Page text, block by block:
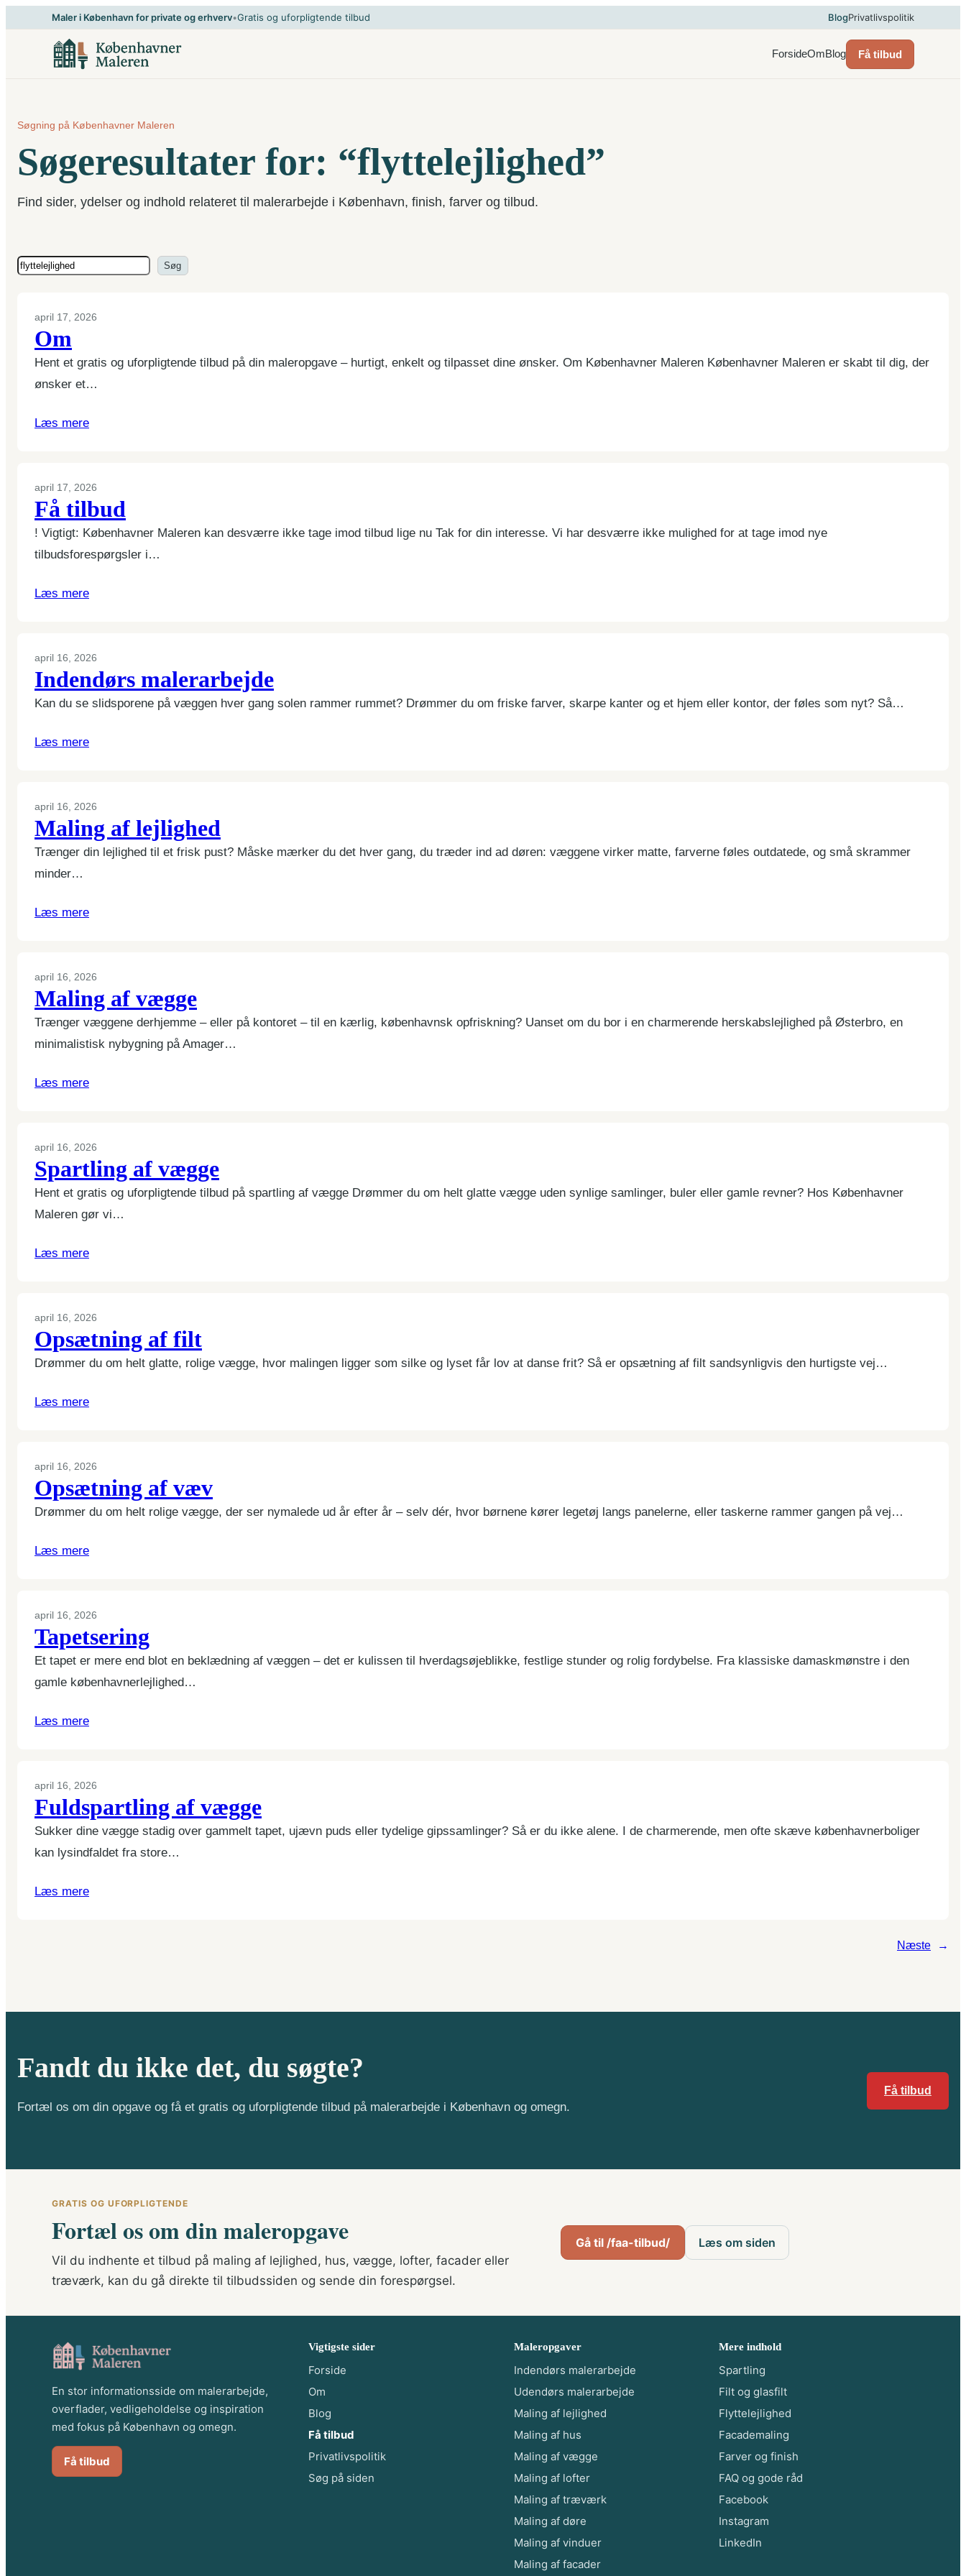
til
Maler i København for private og erhverv•Gratis og uforpligtende tilbud BlogPrivatlivspolitik
ForsideOmBlog Få tilbud
Søgning på Københavner Maleren
Søgeresultater for: “flyttelejlighed”
Find sider, ydelser og indhold relateret til malerarbejde i København, finish, farver og tilbud.
Søg Søg
april 17, 2026
Om
Hent et gratis og uforpligtende tilbud på din maleropgave – hurtigt, enkelt og tilpasset dine ønsker. Om Københavner Maleren Københavner Maleren er skabt til dig, der
ønsker et…
Læs mere
april 17, 2026
Få tilbud
! Vigtigt: Københavner Maleren kan desværre ikke tage imod tilbud lige nu Tak for din interesse. Vi har desværre ikke mulighed for at tage imod nye
tilbudsforespørgsler i…
Læs mere
april 16, 2026
Indendørs malerarbejde
Kan du se slidsporene på væggen hver gang solen rammer rummet? Drømmer du om friske farver, skarpe kanter og et hjem eller kontor, der føles som nyt? Så…
Læs mere
april 16, 2026
Maling af lejlighed
Trænger din lejlighed til et frisk pust? Måske mærker du det hver gang, du træder ind ad døren: væggene virker matte, farverne føles outdatede, og små skrammer
minder…
Læs mere
april 16, 2026
Maling af vægge
Trænger væggene derhjemme – eller på kontoret – til en kærlig, københavnsk opfriskning? Uanset om du bor i en charmerende herskabslejlighed på Østerbro, en
minimalistisk nybygning på Amager…
Læs mere
april 16, 2026
Spartling af vægge
Hent et gratis og uforpligtende tilbud på spartling af vægge Drømmer du om helt glatte vægge uden synlige samlinger, buler eller gamle revner? Hos Københavner
Maleren gør vi…
Læs mere
april 16, 2026
Opsætning af filt
Drømmer du om helt glatte, rolige vægge, hvor malingen ligger som silke og lyset får lov at danse frit? Så er opsætning af filt sandsynligvis den hurtigste vej…
Læs mere
april 16, 2026
Opsætning af væv
Drømmer du om helt rolige vægge, der ser nymalede ud år efter år – selv dér, hvor børnene kører legetøj langs panelerne, eller taskerne rammer gangen på vej…
Læs mere
april 16, 2026
Tapetsering
Et tapet er mere end blot en beklædning af væggen – det er kulissen til hverdagsøjeblikke, festlige stunder og rolig fordybelse. Fra klassiske damaskmønstre i den
gamle københavnerlejlighed…
Læs mere
april 16, 2026
Fuldspartling af vægge
Sukker dine vægge stadig over gammelt tapet, ujævn puds eller tydelige gipssamlinger? Så er du ikke alene. I de charmerende, men ofte skæve københavnerboliger
kan lysindfaldet fra store…
Læs mere
Næste →
Fandt du ikke det, du søgte?
Fortæl os om din opgave og få et gratis og uforpligtende tilbud på malerarbejde i København og omegn.
Få tilbud
GRATIS OG UFORPLIGTENDE
Fortæl os om din maleropgave
Vil du indhente et tilbud på maling af lejlighed, hus, vægge, lofter, facader eller
træværk, kan du gå direkte til tilbudssiden og sende din forespørgsel.
Gå til /faa-tilbud/ Læs om siden
En stor informationsside om malerarbejde,
overflader, vedligeholdelse og inspiration
med fokus på København og omegn.
Få tilbud
Vigtigste sider
Forside
Om
Blog
Få tilbud
Privatlivspolitik
Søg på siden
Maleropgaver
Indendørs malerarbejde
Udendørs malerarbejde
Maling af lejlighed
Maling af hus
Maling af vægge
Maling af lofter
Maling af træværk
Maling af døre
Maling af vinduer
Maling af facader
Mere indhold
Spartling
Filt og glasfilt
Flyttelejlighed
Facademaling
Farver og finish
FAQ og gode råd
Facebook
Instagram
LinkedIn